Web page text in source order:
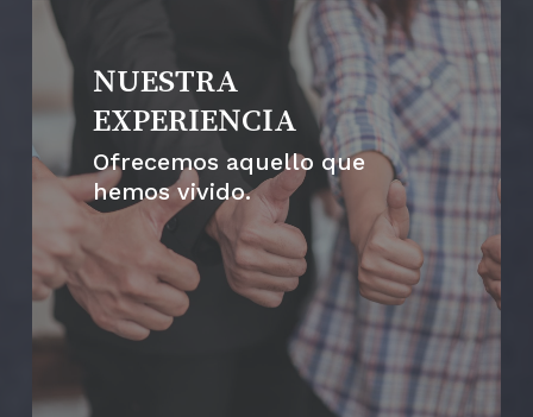
NUESTRA
EXPERIENCIA
Ofrecemos aquello que
hemos vivido.